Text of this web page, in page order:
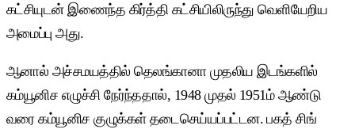
கட்சியுடன் இணைந்த கிர்த்தி கட்சியிலிருந்து வெளியேறிய
அமைப்பு அது.
ஆனால் அச்சமயத்தில் தெலங்கானா முதலிய இடங்களில்
கம்யூனிச எழுச்சி நேர்ந்ததால், 1948 முதல் 1951ம் ஆண்டு
வரை கம்யூனிச குழுக்கள் தடைசெய்யப்பட்டன. பகத் சிங்